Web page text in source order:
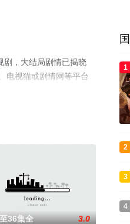
剧，大结局剧情已揭晓
电视猫或剧情网等平台
36集全 3.0
1
2
3
4